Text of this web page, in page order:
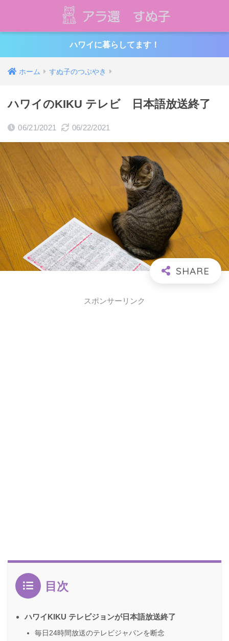
ハワイに暮らしてます！
ホーム すぬ子のつぶやき
ハワイのKIKU テレビ 日本語放送終了
06/21/2021 06/22/2021
スポンサーリンク
目次
ハワイKIKU テレビジョンが日本語放送終了
毎日24時間放送のテレビジャパンを断念